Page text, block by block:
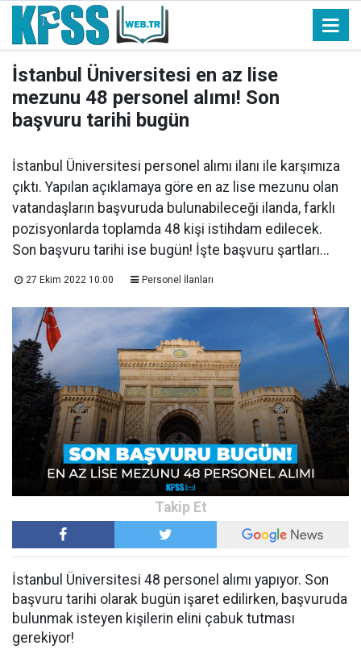
İstanbul Üniversitesi en az lise
mezunu 48 personel alımı! Son
başvuru tarihi bugün
İstanbul Üniversitesi personel alımı ilanı ile karşımıza
çıktı. Yapılan açıklamaya göre en az lise mezunu olan
vatandaşların başvuruda bulunabileceği ilanda, farklı
pozisyonlarda toplamda 48 kişi istihdam edilecek.
Son başvuru tarihi ise bugün! İşte başvuru şartları...
27 Ekim 2022 10:00 Personel İlanları
İstanbul Üniversitesi 48 personel alımı yapıyor. Son
başvuru tarihi olarak bugün işaret edilirken, başvuruda
bulunmak isteyen kişilerin elini çabuk tutması
gerekiyor!